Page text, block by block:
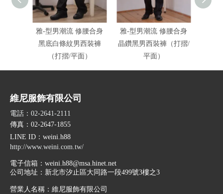
雅-型男潮流 修腰合身
黑底白條紋男西裝褲
（打摺/平面）
雅-型男潮流 修腰合身
晶鑽黑男西裝褲（打摺/
平面）
維尼服飾有限公司
電話：02-2641-2111
傳真：02-2647-1855
LINE ID ：weini.h88
http://www.weini.com.tw/
電子信箱： weini.h88@msa.hinet.net
公司地址： 新北市汐止區大同路一段499號3樓之3
營業人名稱：維尼服飾有限公司